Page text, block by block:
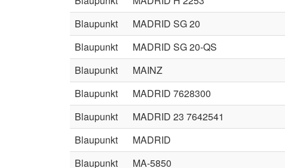
Blaupunkt
MADRID SG 20
Blaupunkt
MADRID SG 20-QS
Blaupunkt
MAINZ
Blaupunkt
MADRID 7628300
Blaupunkt
MADRID 23 7642541
Blaupunkt
MADRID
Blaupunkt
MA-5850